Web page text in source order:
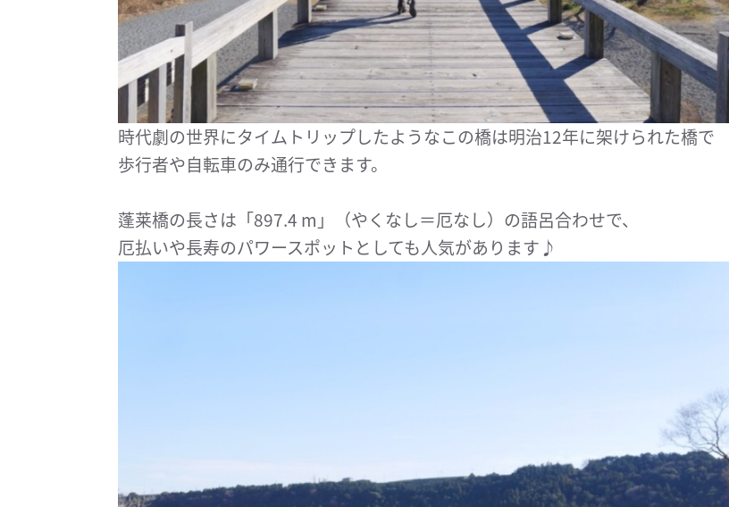
時代劇の世界にタイムトリップしたようなこの橋は明治12年に架けられた橋で
歩行者や自転車のみ通行できます。
蓬莱橋の長さは「897.4 m」（やくなし＝厄なし）の語呂合わせで、
厄払いや長寿のパワースポットとしても人気があります♪